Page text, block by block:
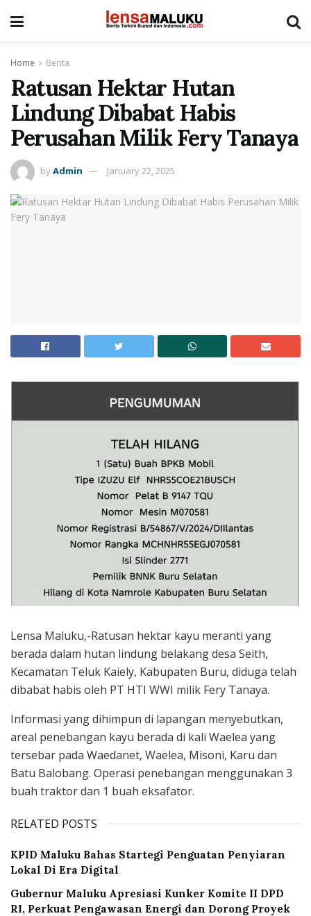
Home Berita
Ratusan Hektar Hutan
Lindung Dibabat Habis
Perusahan Milik Fery Tanaya
byAdmin January 22, 2025
Lensa Maluku,-Ratusan hektar kayu meranti yang
berada dalam hutan lindung belakang desa Seith,
Kecamatan Teluk Kaiely, Kabupaten Buru, diduga telah
dibabat habis oleh PT HTI WWI milik Fery Tanaya.
Informasi yang dihimpun di lapangan menyebutkan,
areal penebangan kayu berada di kali Waelea yang
tersebar pada Waedanet, Waelea, Misoni, Karu dan
Batu Balobang. Operasi penebangan menggunakan 3
buah traktor dan 1 buah eksafator.
RELATED POSTS
KPID Maluku Bahas Startegi Penguatan Penyiaran
Lokal Di Era Digital
Gubernur Maluku Apresiasi Kunker Komite II DPD
RI, Perkuat Pengawasan Energi dan Dorong Proyek